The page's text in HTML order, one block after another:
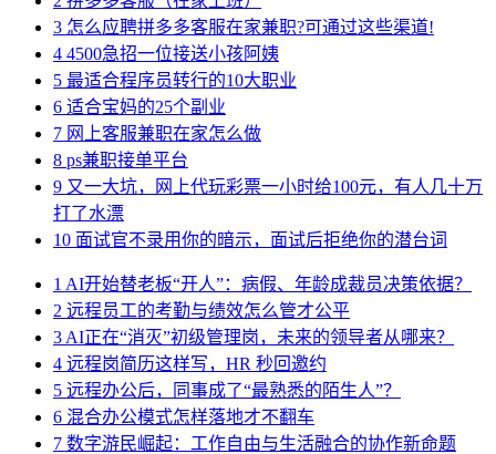
3 怎么应聘拼多多客服在家兼职?可通过这些渠道!
4 4500急招一位接送小孩阿姨
5 最适合程序员转行的10大职业
6 适合宝妈的25个副业
7 网上客服兼职在家怎么做
8 ps兼职接单平台
9 又一大坑，网上代玩彩票一小时给100元，有人几十万
打了水漂
10 面试官不录用你的暗示，面试后拒绝你的潜台词
1 AI开始替老板“开人”：病假、年龄成裁员决策依据？
2 远程员工的考勤与绩效怎么管才公平
3 AI正在“消灭”初级管理岗，未来的领导者从哪来？
4 远程岗简历这样写，HR 秒回邀约
5 远程办公后，同事成了“最熟悉的陌生人”？
6 混合办公模式怎样落地才不翻车
7 数字游民崛起：工作自由与生活融合的协作新命题